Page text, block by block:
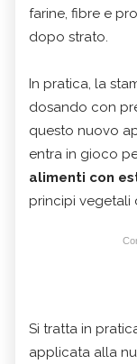
farine, fibre e
dopo strato.
In pratica, la
dosando con
questo nuovo
entra in gioco
alimenti con
principi vegetali
Si tratta in
applicata alla